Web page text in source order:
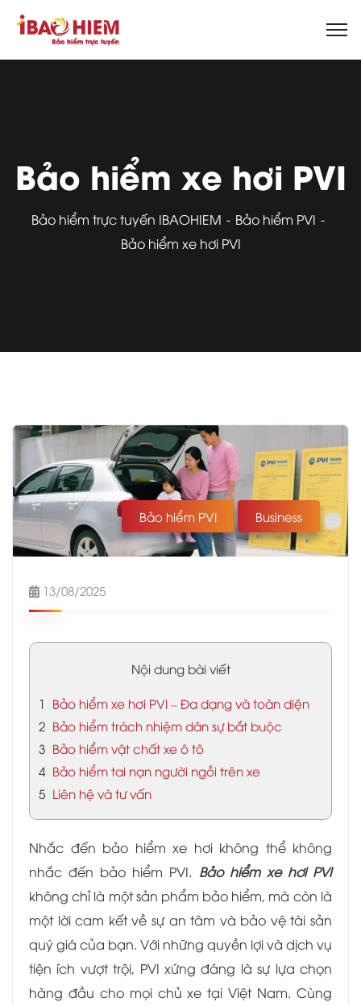
Bảo hiểm xe hơi PVI
Bảo hiểm trực tuyến IBAOHIEM
Bảo hiểm PVI
Bảo hiểm xe hơi PVI
Bảo hiểm PVI Business
13/08/2025
Nội dung bài viết
1
Bảo hiểm xe hơi PVI – Đa dạng và toàn diện
2 Bảo hiểm trách nhiệm dân sự bắt buộc
3 Bảo hiểm vật chất xe ô tô
4 Bảo hiểm tai nạn người ngồi trên xe
5 Liên hệ và tư vấn
Nhắc đến bảo hiểm xe hơi không thể không
nhắc đến bảo hiểm PVI. Bảo hiểm xe hơi PVI
không chỉ là một sản phẩm bảo hiểm, mà còn là
một lời cam kết về sự an tâm và bảo vệ tài sản
quý giá của bạn. Với những quyền lợi và dịch vụ
tiện ích vượt trội, PVI xứng đáng là sự lựa chọn
hàng đầu cho mọi chủ xe tại Việt Nam. Cùng